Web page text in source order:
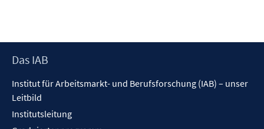
Footer
Das IAB
Institut für Arbeitsmarkt- und Berufsforschung (IAB) – unser
Leitbild
Institutsleitung